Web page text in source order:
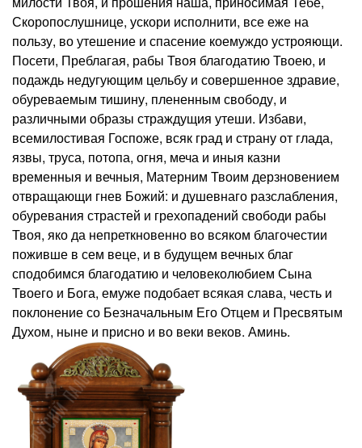
Скоропослушнице, ускори исполнити, все еже на
пользу, во утешение и спасение коемуждо устрояющи.
Посети, Преблагая, рабы Твоя благодатию Твоею, и
подаждь недугующим цельбу и совершенное здравие,
обуреваемым тишину, плененным свободу, и
различными образы страждущия утеши. Избави,
всемилостивая Госпоже, всяк град и страну от глада,
язвы, труса, потопа, огня, меча и иныя казни
временныя и вечныя, Матерним Твоим дерзновением
отвращающи гнев Божий: и душевнаго разслабления,
обуревания страстей и грехопадений свободи рабы
Твоя, яко да непреткновенно во всяком благочестии
поживше в сем веце, и в будущем вечных благ
сподобимся благодатию и человеколюбием Сына
Твоего и Бога, емуже подобает всякая слава, честь и
поклонение со Безначальным Его Отцем и Пресвятым
Духом, ныне и присно и во веки веков. Аминь.